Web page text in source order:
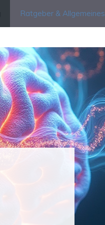
Ratgeber & Allgemeines